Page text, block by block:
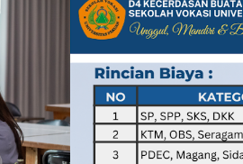
Suryo
Informasi yang Akurat
yang Akurat untuk Masyarakat